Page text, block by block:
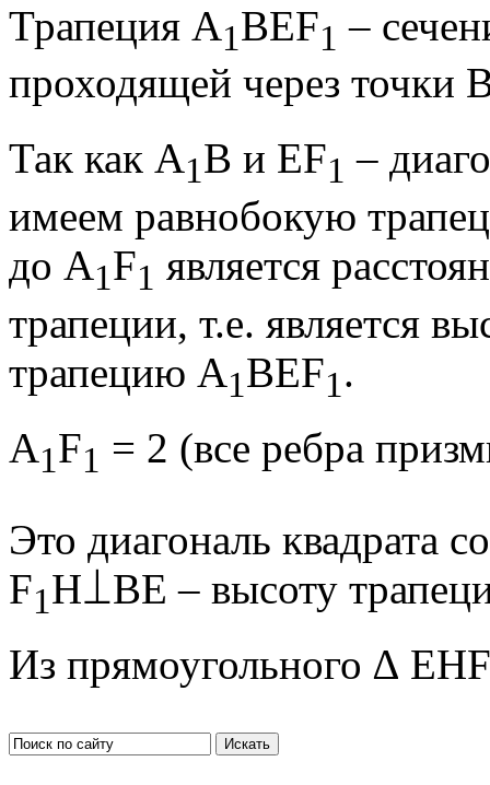
Трапеция A1BEF1 –
проходящей через точки
Так как A1B и EF1 –
имеем равнобокую
до A1F1 является
трапеции, т.е. является
трапецию A1BEF1.
A1F1 = 2 (все ребра
Это диагональ квадрата
F1H⟘BE – высоту
Из прямоугольного ∆ EHF